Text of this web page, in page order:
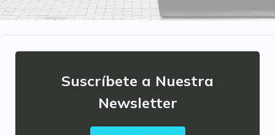
Suscríbete a Nuestra
Newsletter